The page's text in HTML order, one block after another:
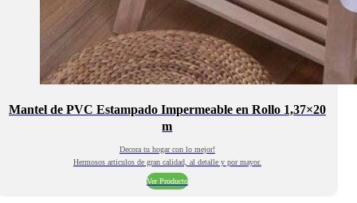
Mantel de PVC Estampado Impermeable en Rollo 1,37×20
m
Decora tu hogar con lo mejor!
Hermosos articulos de gran calidad, al detalle y por mayor.
Ver Producto